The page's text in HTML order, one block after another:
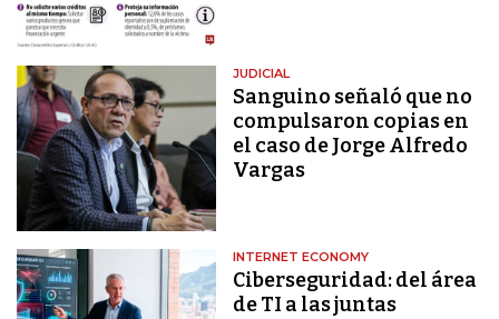
JUDICIAL
Sanguino señaló que no
compulsaron copias en
el caso de Jorge Alfredo
Vargas
INTERNET ECONOMY
Ciberseguridad: del área
de TI a las juntas